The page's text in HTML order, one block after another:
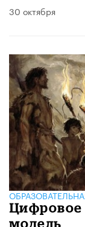
30 октября
Цифровое
модель